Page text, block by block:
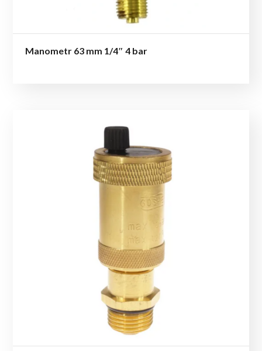
Manometr 63 mm 1/4″ 4 bar